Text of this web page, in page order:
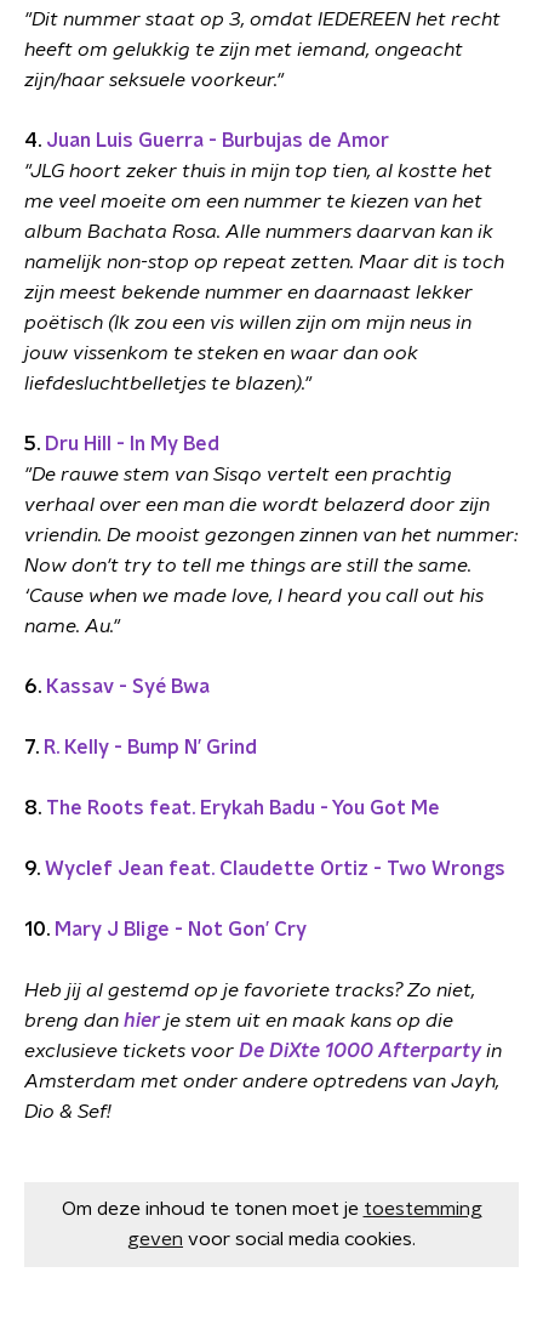
"Dit nummer staat op 3, omdat IEDEREEN het recht
heeft om gelukkig te zijn met iemand, ongeacht
zijn/haar seksuele voorkeur."
4. Juan Luis Guerra - Burbujas de Amor
"JLG hoort zeker thuis in mijn top tien, al kostte het
me veel moeite om een nummer te kiezen van het
album Bachata Rosa. Alle nummers daarvan kan ik
namelijk non-stop op repeat zetten. Maar dit is toch
zijn meest bekende nummer en daarnaast lekker
poëtisch (Ik zou een vis willen zijn om mijn neus in
jouw vissenkom te steken en waar dan ook
liefdesluchtbelletjes te blazen)."
5. Dru Hill - In My Bed
"De rauwe stem van Sisqo vertelt een prachtig
verhaal over een man die wordt belazerd door zijn
vriendin. De mooist gezongen zinnen van het nummer:
Now don't try to tell me things are still the same.
‘Cause when we made love, I heard you call out his
name. Au."
6. Kassav - Syé Bwa
7. R. Kelly - Bump N’ Grind
8. The Roots feat. Erykah Badu - You Got Me
9. Wyclef Jean feat. Claudette Ortiz - Two Wrongs
10. Mary J Blige - Not Gon’ Cry
Heb jij al gestemd op je favoriete tracks? Zo niet,
breng dan hier je stem uit en maak kans op die
exclusieve tickets voor De DiXte 1000 Afterpartyin
Amsterdam met onder andere optredens van Jayh,
Dio & Sef!
Om deze inhoud te tonen moet je toestemming
geven voor social media cookies.